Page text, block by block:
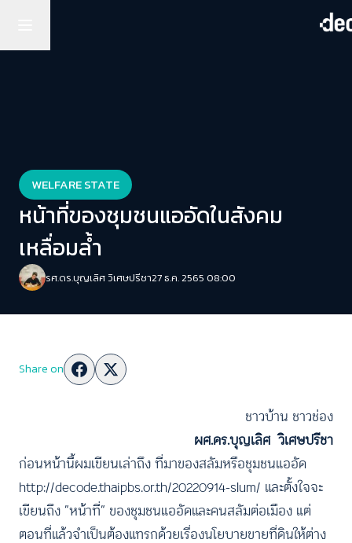
WELFARE STATE
หน้าที่ของชุมชนแออัดในสังคม
เหลื่อมล้ำ
รศ.ดร.บุญเลิศ วิเศษปรีชา27 ธ.ค. 2565 08:00
Share on
ชาวบ้าน ชาวช่อง
ผศ.ดร.บุญเลิศ วิเศษปรีชา
ก่อนหน้านี้ผมเขียนเล่าถึง ที่มาของสลัมหรือชุมชนแออัด
http://decode.thaipbs.or.th/20220914-slum/ และตั้งใจจะ
เขียนถึง “หน้าที่” ของชุมชนแออัดและคนสลัมต่อเมือง แต่
ตอนที่แล้วจำเป็นต้องแทรกด้วยเรื่องนโยบายขายที่ดินให้ต่าง